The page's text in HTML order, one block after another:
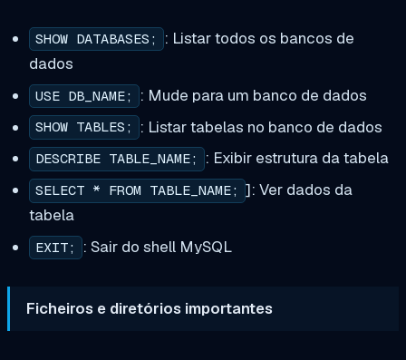
SHOW DATABASES;
: Listar todos os bancos de
dados
USE DB_NAME; : Mude para um banco de dados
SHOW TABLES; : Listar tabelas no banco de dados
DESCRIBE TABLE_NAME; : Exibir estrutura da tabela
SELECT * FROM TABLE_NAME; ]: Ver dados da
tabela
EXIT; : Sair do shell MySQL
Ficheiros e diretórios importantes